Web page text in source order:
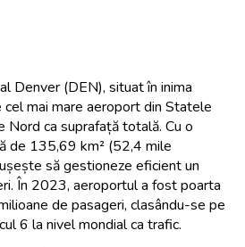
Denver (DEN), situat în inima
mai mare aeroport din Statele
Nord ca suprafață totală. Cu o
de 135,69 km² (52,4 mile
să gestioneze eficient un
În 2023, aeroportul a fost poarta
de pasageri, clasându-se pe
6 la nivel mondial ca trafic.